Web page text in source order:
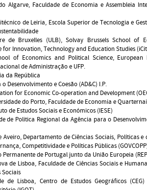
Algarve, Faculdade de Economia e Assembleia
de Leiria, Escola Superior de Tecnologia e
de Bruxelles (ULB), Solvay Brussels School of
Innovation, Technology and Education Studies
of Economics and Political Science, European
de Administração e UFP.
da República
Desenvolvimento e Coesão (AD&C) I.P.
for Economic Co-operation and Development
do Porto, Faculdade de Economia e
de Estudos Sociais e Económicos (IESE)
de Politica Regional da Agência para o
Aveiro, Departamento de Ciências Sociais, Políticas
Competitividade e Políticas Públicas
de Portugal junto da União Europeia
de Lisboa, Faculdade de Ciências Sociais e
de Lisboa, Centro de Estudos Geográficos